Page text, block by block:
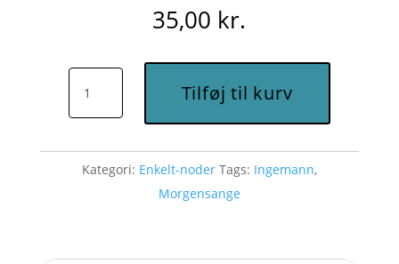
35,00 kr.
titte
hinanden
(D)
Tilføj til kurv
Kategori: Enkelt-noder Tags: Ingemann,
Morgensange